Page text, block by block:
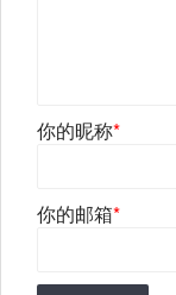
你的昵称*
你的邮箱*